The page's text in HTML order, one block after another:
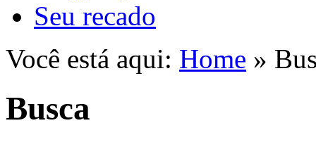
Seu recado
Você está aqui: Home »
Busca